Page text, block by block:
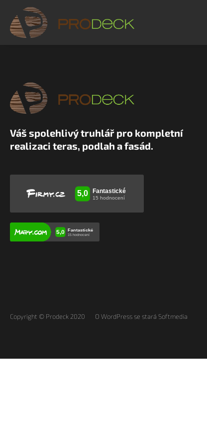
Váš spolehlivý truhlář pro kompletní
realizaci teras, podlah a fasád.
Copyright © Prodeck 2020 O WordPress se stará Softmedia